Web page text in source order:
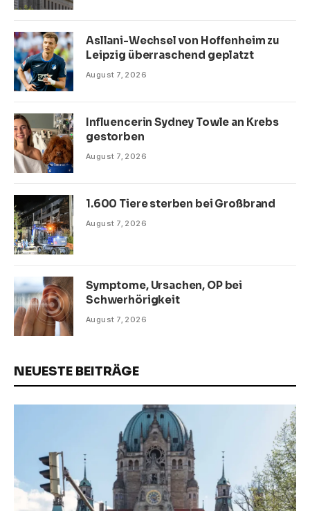
Asllani-Wechsel von Hoffenheim zu
Leipzig überraschend geplatzt
August 7, 2026
Influencerin Sydney Towle an Krebs
gestorben
August 7, 2026
1.600 Tiere sterben bei Großbrand
August 7, 2026
Symptome, Ursachen, OP bei
Schwerhörigkeit
August 7, 2026
NEUESTE BEITRÄGE